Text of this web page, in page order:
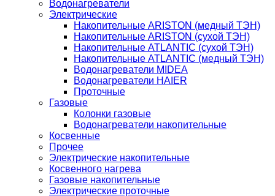
Водонагреватели
Электрические
Накопительные ARISTON (медный ТЭН)
Накопительные ARISTON (сухой ТЭН)
Накопительные ATLANTIC (сухой ТЭН)
Накопительные ATLANTIC (медный ТЭН)
Водонагреватели MIDEA
Водонагреватели HAIER
Проточные
Газовые
Колонки газовые
Водонагреватели накопительные
Косвенные
Прочее
Электрические накопительные
Косвенного нагрева
Газовые накопительные
Электрические проточные